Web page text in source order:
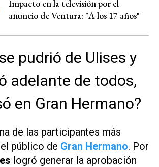
Impacto en la televisión por el
anuncio de Ventura: "A los 17 años"
pudrió de Ulises y
adelante de todos,
en Gran Hermano?
de las participantes más
público de Gran Hermano. Por
logró generar la aprobación